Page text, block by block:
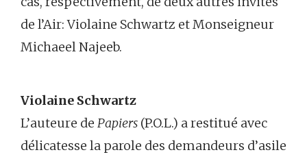
de l’Air: Violaine Schwartz et Monseigneur
Michaeel Najeeb.
Violaine Schwartz
L’auteure de Papiers (P.O.L.) a restitué avec
délicatesse la parole des demandeurs d’asile